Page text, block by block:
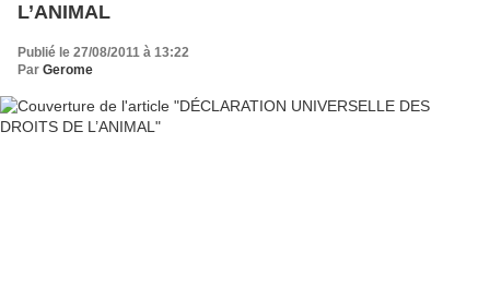
L’ANIMAL
Publié le 27/08/2011 à 13:22
Par Gerome